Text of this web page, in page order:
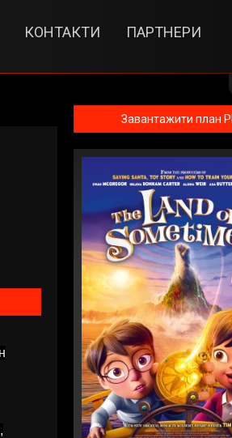
КОНТАКТИ ПАРТНЕРИ
Завантажити план